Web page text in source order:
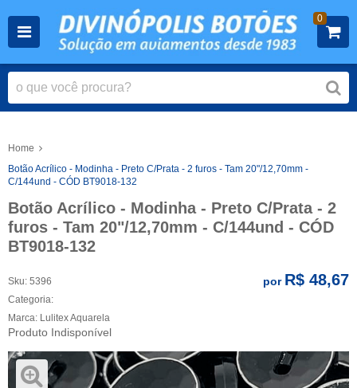
0
Home
Botão Acrílico - Modinha - Preto C/Prata - 2 furos - Tam 20"/12,70mm -
C/144und - CÓD BT9018-132
Botão Acrílico - Modinha - Preto C/Prata - 2
furos - Tam 20"/12,70mm - C/144und - CÓD
BT9018-132
Sku: 5396
Categoria:
Marca: Lulitex Aquarela
Produto Indisponível
por R$ 48,67